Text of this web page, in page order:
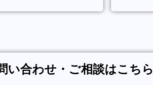
い合わせ・ご相談はこちら